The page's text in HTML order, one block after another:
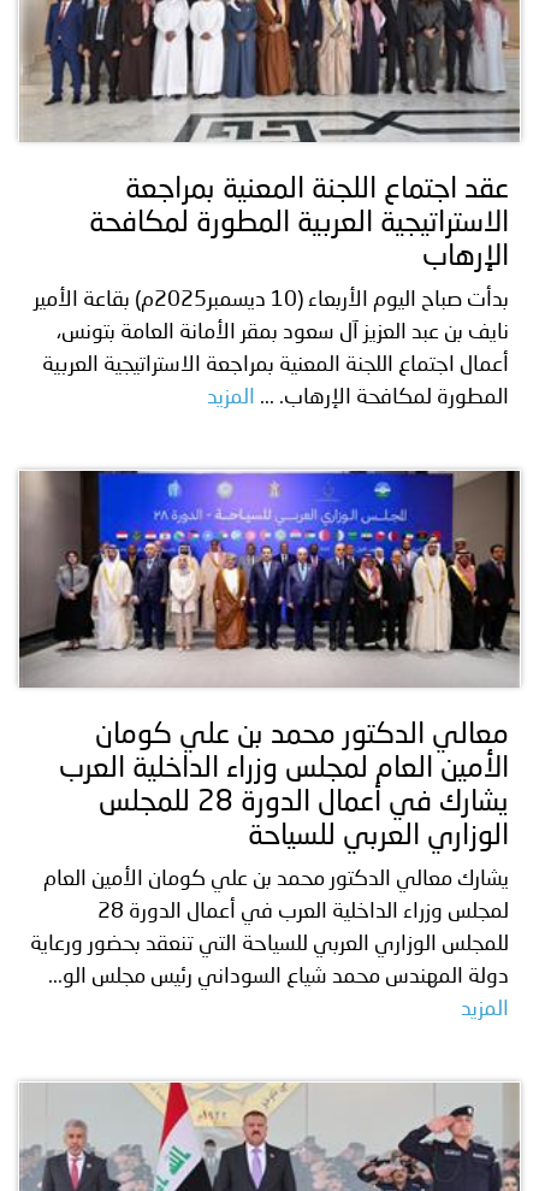
عقد اجتماع اللجنة المعنية بمراجعة
الاستراتيجية العربية المطورة لمكافحة
الإرهاب
بدأت صباح اليوم الأربعاء (10 ديسمبر2025م) بقاعة الأمير
نايف بن عبد العزيز آل سعود بمقر الأمانة العامة بتونس،
أعمال اجتماع اللجنة المعنية بمراجعة الاستراتيجية العربية
المطورة لمكافحة الإرهاب. ...
المزيد
معالي الدكتور محمد بن علي كومان
الأمين العام لمجلس وزراء الداخلية العرب
يشارك في أعمال الدورة 28 للمجلس
الوزاري العربي للسياحة
يشارك معالي الدكتور محمد بن علي كومان الأمين العام
لمجلس وزراء الداخلية العرب في أعمال الدورة 28
للمجلس الوزاري العربي للسياحة التي تنعقد بحضور ورعاية
دولة المهندس محمد شياع السوداني رئيس مجلس الو...
المزيد